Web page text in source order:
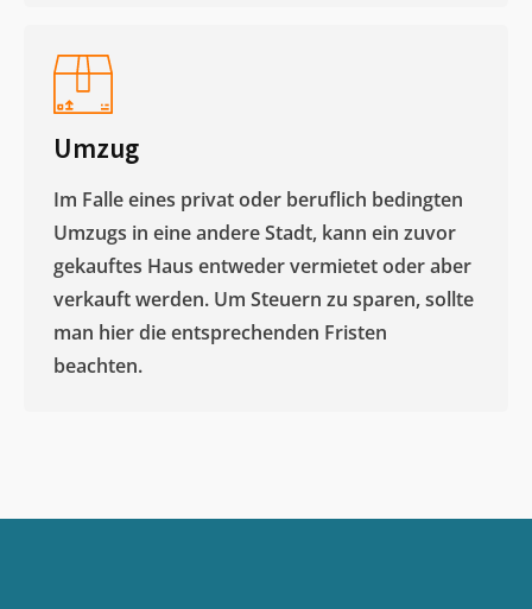
Umzug
Im Falle eines privat oder beruflich bedingten
Umzugs in eine andere Stadt, kann ein zuvor
gekauftes Haus entweder vermietet oder aber
verkauft werden. Um Steuern zu sparen, sollte
man hier die entsprechenden Fristen
beachten.